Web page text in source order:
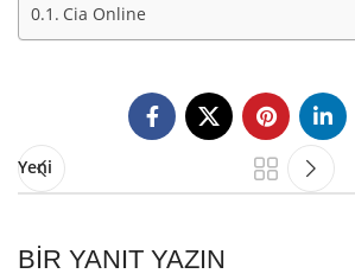
Cia Online
Yeni
BIR YANIT YAZIN